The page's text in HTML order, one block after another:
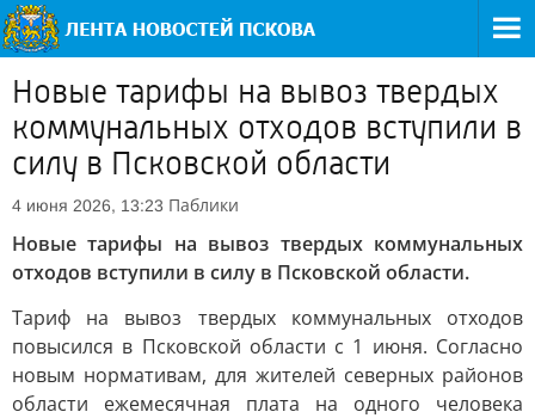
Новые тарифы на вывоз твердых
коммунальных отходов вступили в
силу в Псковской области
4 июня 2026, 13:23 Паблики
Новые тарифы на вывоз твердых коммунальных
отходов вступили в силу в Псковской области.
Тариф на вывоз твердых коммунальных отходов
повысился в Псковской области с 1 июня. Согласно
новым нормативам, для жителей северных районов
области ежемесячная плата на одного человека